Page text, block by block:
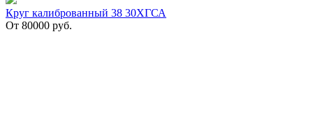
Круг калиброванный 38 30ХГСА
От 80000 руб.